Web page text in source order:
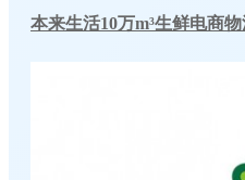
本来生活10万m³生鲜电商